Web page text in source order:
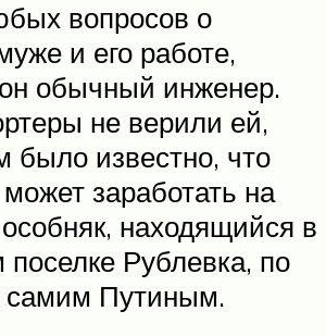
вопросов о
и его работе,
он обычный инженер.
не верили ей,
было известно, что
заработать на
находящийся в
Рублевка, по
самим Путиным.